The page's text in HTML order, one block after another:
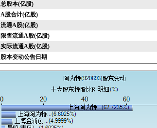
总股本(亿股)
A股合计(亿股)
流通A股(亿股)
限售流通A股(亿股)
实际流通A股(亿股)
股本变动公告日期